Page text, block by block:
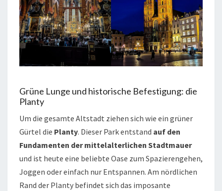
Grüne Lunge und historische Befestigung: die
Planty
Um die gesamte Altstadt ziehen sich wie ein grüner
Gürtel die Planty. Dieser Park entstand auf den
Fundamenten der mittelalterlichen Stadtmauer
und ist heute eine beliebte Oase zum Spazierengehen,
Joggen oder einfach nur Entspannen. Am nördlichen
Rand der Planty befindet sich das imposante